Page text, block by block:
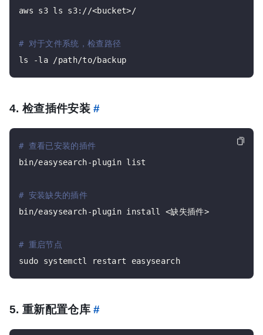
aws s3 ls s3://<bucket>/
# 对于文件系统，检查路径
4. 检查插件安装#
# 查看已安装的插件
bin/easysearch-plugin list
# 安装缺失的插件
bin/easysearch-plugin install <缺失插件>
# 重启节点
sudo systemctl restart easysearch
5. 重新配置仓库#